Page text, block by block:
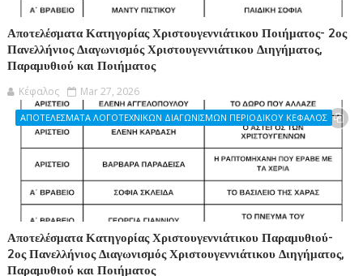
Αποτελέσματα Κατηγορίας Χριστουγεννιάτικου Ποιήματος- 2ος
Πανελλήνιος Διαγωνισμός Χριστουγεννιάτικου Διηγήματος,
Παραμυθιού και Ποιήματος
Κέφαλος Mar 27, 2026
ΑΠΟΤΕΛΕΣΜΑΤΑ ΛΟΓΟΤΕΧΝΙΚΩΝ ΔΙΑΓΩΝΙΣΜΩΝ ΠΕΡΙΟΔΙΚΟΥ ΚΕΦΑΛΟΣ
Αποτελέσματα Κατηγορίας Χριστουγεννιάτικου Παραμυθιού-
2ος Πανελλήνιος Διαγωνισμός Χριστουγεννιάτικου Διηγήματος,
Παραμυθιού και Ποιήματος